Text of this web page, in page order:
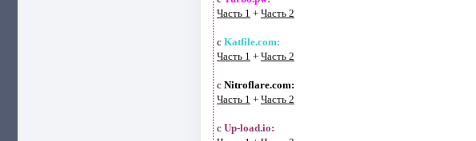
Часть 1 + Часть 2
с Katfile.com:
Часть 1 + Часть 2
с Nitroflare.com:
Часть 1 + Часть 2
с Up-load.io: